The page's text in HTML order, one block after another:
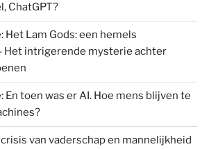
ChatGPT?
Het Lam Gods: een hemels
Het intrigerende mysterie achter
En toen was er AI. Hoe mens blijven te
crisis van vaderschap en mannelijkheid